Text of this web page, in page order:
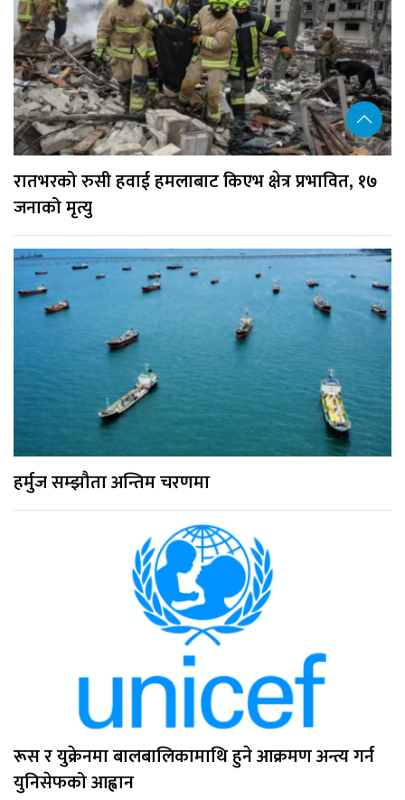
रातभरको रुसी हवाई हमलाबाट किएभ क्षेत्र प्रभावित, १७
जनाको मृत्यु
हर्मुज सम्झौता अन्तिम चरणमा
रूस र युक्रेनमा बालबालिकामाथि हुने आक्रमण अन्त्य गर्न
युनिसेफको आह्वान